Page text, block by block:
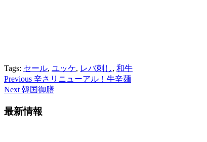
Tags: セール, ユッケ, レバ刺し, 和牛
Post
Navigation
Previous 辛さリニューアル！牛辛麺
Next 韓国御膳
最新情報